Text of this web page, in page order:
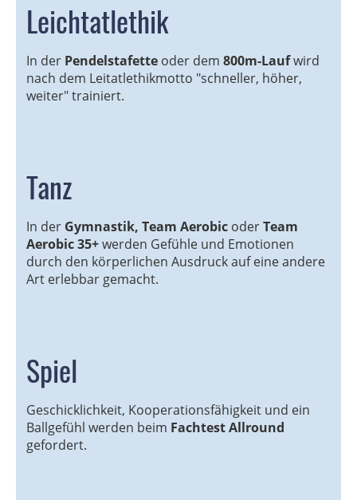
Leichtatlethik
In der Pendelstafette oder dem 800m-Laufwird
nach dem Leitatlethikmotto "schneller, höher,
weiter" trainiert.
Tanz
In der Gymnastik, Team Aerobic oderTeam
Aerobic 35+werden Gefühle und Emotionen
durch den körperlichen Ausdruck auf eine andere
Art erlebbar gemacht.
Spiel
Geschicklichkeit, Kooperationsfähigkeit und ein
Ballgefühl werden beim Fachtest Allround
gefordert.